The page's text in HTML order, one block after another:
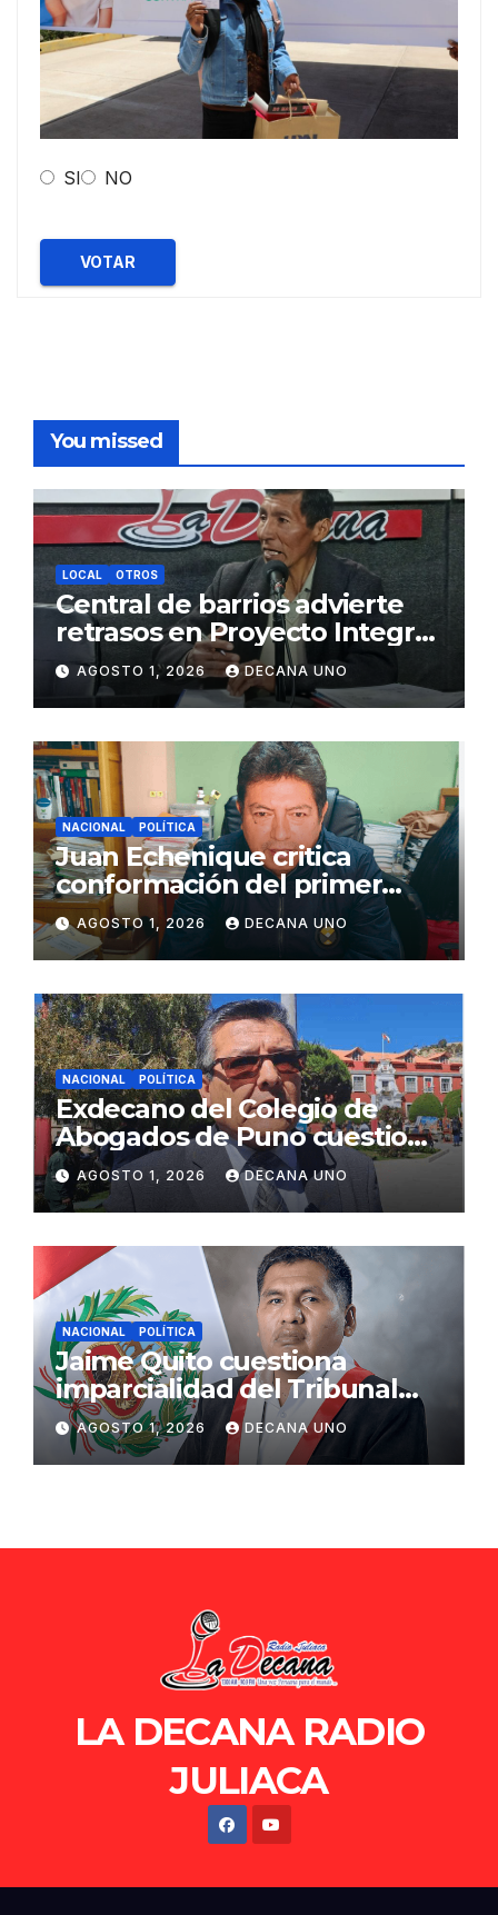
SI NO
VOTAR
You missed
LOCAL OTROS
Central de barrios advierte
retrasos en Proyecto Integral
de Agua y Alcantarillado para
Juliaca
AGOSTO 1, 2026 DECANA UNO
NACIONAL POLÍTICA
Juan Echenique critica
conformación del primer
gabinete ministerial de Keiko
Fujimori
AGOSTO 1, 2026 DECANA UNO
NACIONAL POLÍTICA
Exdecano del Colegio de
Abogados de Puno cuestiona
propuestas sobre seguridad
ciudadana
AGOSTO 1, 2026 DECANA UNO
NACIONAL POLÍTICA
Jaime Quito cuestiona
imparcialidad del Tribunal
Constitucional tras liberación
de Ollanta Humala
AGOSTO 1, 2026 DECANA UNO
LA DECANA RADIO
JULIACA